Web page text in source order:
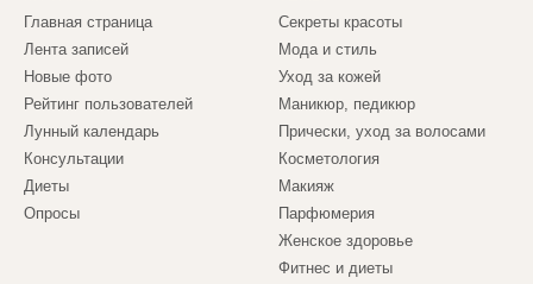
Главная страница
Лента записей
Новые фото
Рейтинг пользователей
Лунный календарь
Консультации
Диеты
Опросы
Секреты красоты
Мода и стиль
Уход за кожей
Маникюр, педикюр
Прически, уход за волосами
Косметология
Макияж
Парфюмерия
Женское здоровье
Фитнес и диеты